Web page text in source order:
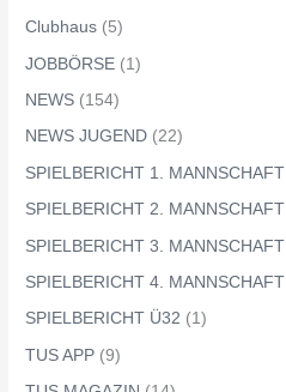
Clubhaus (5)
JOBBÖRSE (1)
NEWS (154)
NEWS JUGEND (22)
SPIELBERICHT 1. MANNSCHAFT
SPIELBERICHT 2. MANNSCHAFT
SPIELBERICHT 3. MANNSCHAFT
SPIELBERICHT 4. MANNSCHAFT
SPIELBERICHT Ü32 (1)
TUS APP (9)